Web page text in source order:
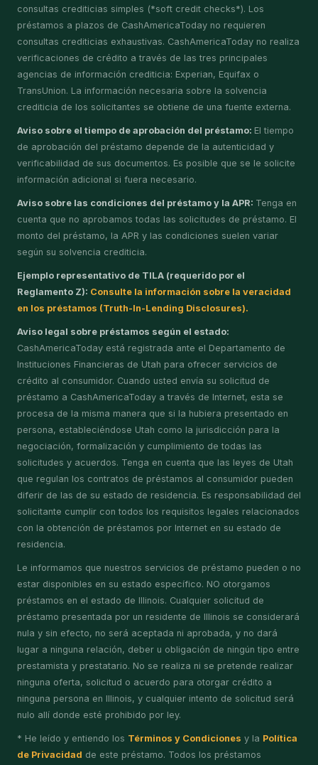
consultas crediticias simples (*soft credit checks*). Los
préstamos a plazos de CashAmericaToday no requieren
consultas crediticias exhaustivas. CashAmericaToday no realiza
verificaciones de crédito a través de las tres principales
agencias de información crediticia: Experian, Equifax o
TransUnion. La información necesaria sobre la solvencia
crediticia de los solicitantes se obtiene de una fuente externa.
Aviso sobre el tiempo de aprobación del préstamo: El tiempo
de aprobación del préstamo depende de la autenticidad y
verificabilidad de sus documentos. Es posible que se le solicite
información adicional si fuera necesario.
Aviso sobre las condiciones del préstamo y la APR: Tenga en
cuenta que no aprobamos todas las solicitudes de préstamo. El
monto del préstamo, la APR y las condiciones suelen variar
según su solvencia crediticia.
Ejemplo representativo de TILA (requerido por el
Reglamento Z): Consulte la información sobre la veracidad
en los préstamos (Truth-In-Lending Disclosures).
Aviso legal sobre préstamos según el estado:
CashAmericaToday está registrada ante el Departamento de
Instituciones Financieras de Utah para ofrecer servicios de
crédito al consumidor. Cuando usted envía su solicitud de
préstamo a CashAmericaToday a través de Internet, esta se
procesa de la misma manera que si la hubiera presentado en
persona, estableciéndose Utah como la jurisdicción para la
negociación, formalización y cumplimiento de todas las
solicitudes y acuerdos. Tenga en cuenta que las leyes de Utah
que regulan los contratos de préstamos al consumidor pueden
diferir de las de su estado de residencia. Es responsabilidad del
solicitante cumplir con todos los requisitos legales relacionados
con la obtención de préstamos por Internet en su estado de
residencia.
Le informamos que nuestros servicios de préstamo pueden o no
estar disponibles en su estado específico. NO otorgamos
préstamos en el estado de Illinois. Cualquier solicitud de
préstamo presentada por un residente de Illinois se considerará
nula y sin efecto, no será aceptada ni aprobada, y no dará
lugar a ninguna relación, deber u obligación de ningún tipo entre
prestamista y prestatario. No se realiza ni se pretende realizar
ninguna oferta, solicitud o acuerdo para otorgar crédito a
ninguna persona en Illinois, y cualquier intento de solicitud será
nulo allí donde esté prohibido por ley.
* He leído y entiendo los Términos y Condiciones y la Política
de Privacidad de este préstamo. Todos los préstamos